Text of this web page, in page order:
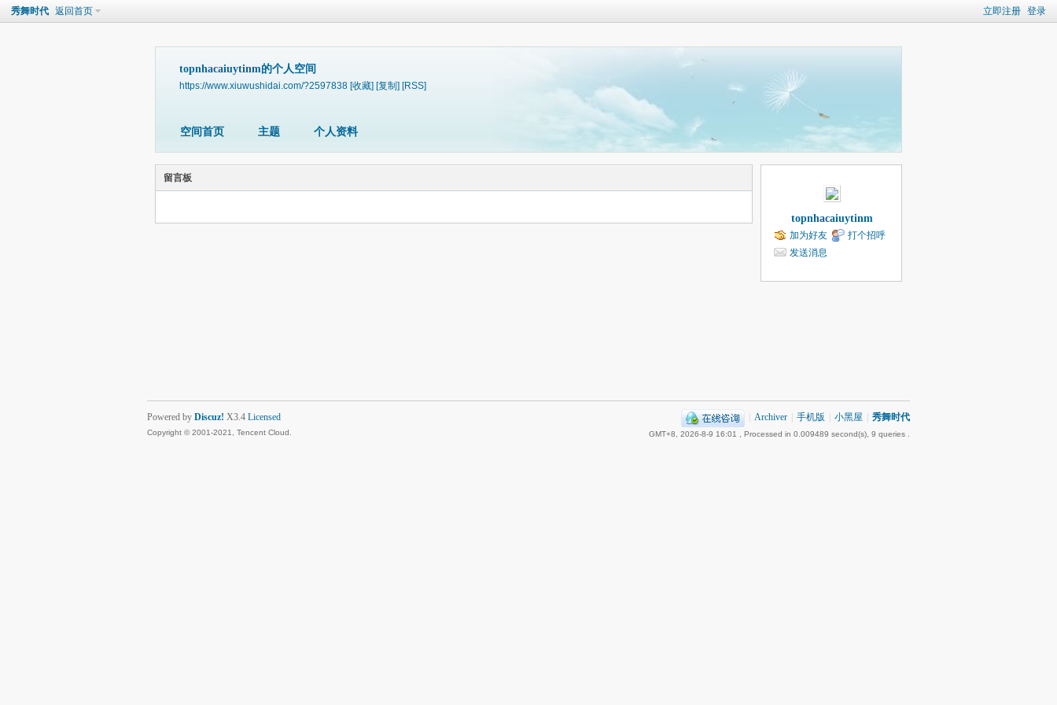
立即注册 登录
秀舞时代 返回首页
topnhacaiuytinm的个人空间
https://www.xiuwushidai.com/?2597838 [收藏] [复制] [RSS]
空间首页 主题 个人资料
留言板
topnhacaiuytinm
加为好友
打个招呼
发送消息
Archiver 手机版 小黑屋 秀舞时代
GMT+8, 2026-8-9 16:01 , Processed in 0.009489 second(s), 9 queries .
Powered by Discuz! X3.4 Licensed
Copyright © 2001-2021, Tencent Cloud.